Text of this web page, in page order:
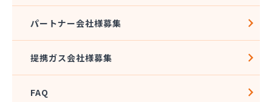
株式会社乙女屋本店
株式会社加藤ガス設備
株式会社角屋
株式会社菊屋住宅設備
株式会社久光
パートナー会社様募集
提携ガス会社様募集
FAQ